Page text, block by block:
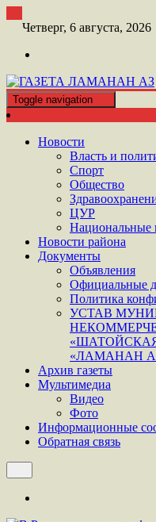
Четверг, 6 августа, 2026
ГАЗЕТА
ШАТОЙСКАЯ ГАЗЕТА
Toggle navigation
Новости
Власть и
Спорт
Общество
ЦУР
Национальные
Новости района
Документы
Объявления
Официальные
Политика
УСТАВ
«ЛАМАНАН
Архив газеты
Мультимедиа
Видео
Фото
Информационные
Обратная связь